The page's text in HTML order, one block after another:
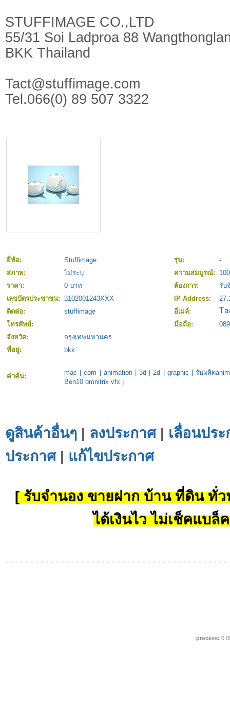
STUFFIMAGE CO.,LTD
55/31 Soi Ladproa 88
BKK Thailand
Tact@stuffimage.com
Tel.066(0) 89 507 3322
ยี่ห้อ: Stuffimage รุ่น:
-
สภาพ:
ไม่ระบุ ความสมบูรณ์:
ราคา:
0 บาท ต้องการ:
รับ
เลขบัตรประชาชน: 3102001243XXX IP Address:
ติดต่อ:
stuffimage
อีเมล์:
โทรศัพย์:
มือถือ:
จังหวัด:
กรุงเทพมหานคร
ที่อยู่:
bkk
คำค้น: mac |com animation|3d |2d graphic |รับผลิต
Ben10 omnitrix vfx
ดูสินค้าอื่นๆ | ลงประกาศ| เลื่อนปร
ประกาศ| แก้ไขประกาศ
[ รับจำนอง ขายฝาก บ้าน ที่ดิน ทั่ว
ได้เงินไว ไม่เช็คแบล็
process: